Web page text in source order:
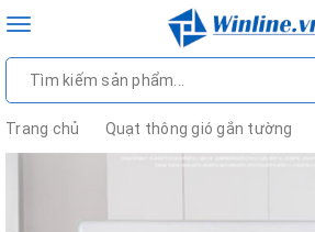
Toggle
Trang chủ Quạt thông gió gắn tường